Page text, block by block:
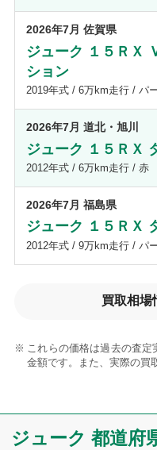
2026年7月 佐賀県
ジューク １５ＲＸ
ション
2019年式 / 6万km走行 / パ
2026年7月 道北・旭川
ジューク １５ＲＸ
2012年式 / 6万km走行 / 赤
2026年7月 福島県
ジューク １５ＲＸ
2012年式 / 9万km走行 / パ
買取相場
これらの価格は過去の査
金額です。また、実際の買
ジューク 都道府